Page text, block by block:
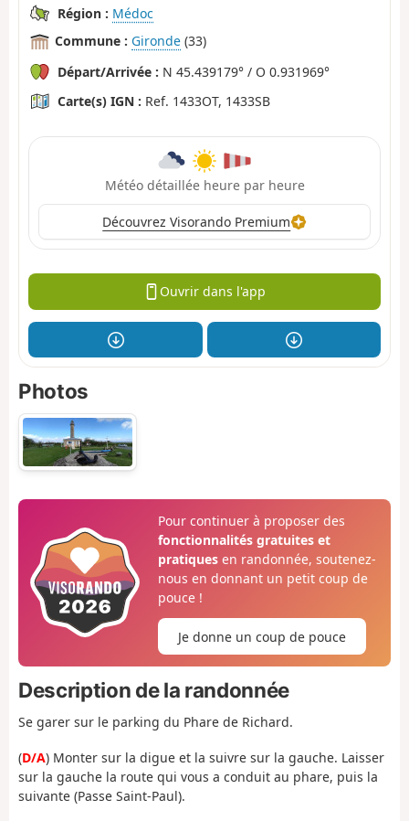
Région : Médoc
Commune : Gironde (33)
Départ/Arrivée : N 45.439179° / O 0.931969°
Carte(s) IGN : Ref. 1433OT, 1433SB
Météo détaillée heure par heure
Découvrez Visorando Premium
Ouvrir dans l'app
Photos
Pour continuer à proposer des
fonctionnalités gratuites et
pratiquesen randonnée, soutenez-
nous en donnant un petit coup de
pouce !
Je donne un coup de pouce
Description de la randonnée
Se garer sur le parking du Phare de Richard.
(D/A) Monter sur la digue et la suivre sur la gauche. Laisser
sur la gauche la route qui vous a conduit au phare, puis la
suivante (Passe Saint-Paul).